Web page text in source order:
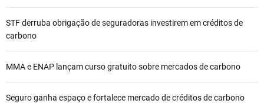
e
P
o
t
STF derruba obrigação de seguradoras investirem em créditos de
carbono
MMA e ENAP lançam curso gratuito sobre mercados de carbono
Seguro ganha espaço e fortalece mercado de créditos de carbono